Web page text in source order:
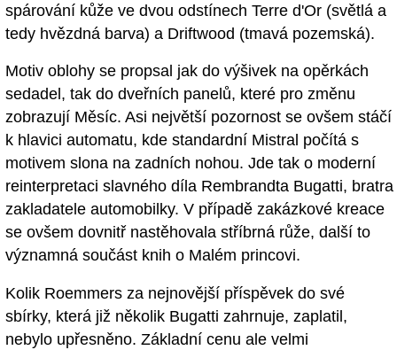
spárování kůže ve dvou odstínech Terre d'Or (světlá a
tedy hvězdná barva) a Driftwood (tmavá pozemská).
Motiv oblohy se propsal jak do výšivek na opěrkách
sedadel, tak do dveřních panelů, které pro změnu
zobrazují Měsíc. Asi největší pozornost se ovšem stáčí
k hlavici automatu, kde standardní Mistral počítá s
motivem slona na zadních nohou. Jde tak o moderní
reinterpretaci slavného díla Rembrandta Bugatti, bratra
zakladatele automobilky. V případě zakázkové kreace
se ovšem dovnitř nastěhovala stříbrná růže, další to
významná součást knih o Malém princovi.
Kolik Roemmers za nejnovější příspěvek do své
sbírky, která již několik Bugatti zahrnuje, zaplatil,
nebylo upřesněno. Základní cenu ale velmi